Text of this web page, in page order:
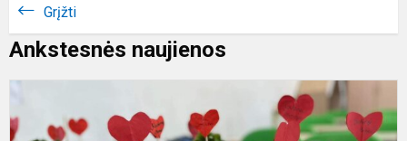
Grįžti
Ankstesnės naujienos